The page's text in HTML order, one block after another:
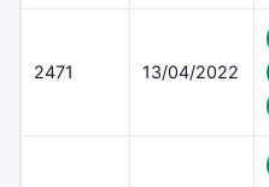
2471 13/04/2022